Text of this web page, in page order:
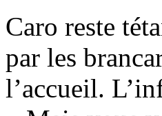
Caro reste
par les
l’accueil.